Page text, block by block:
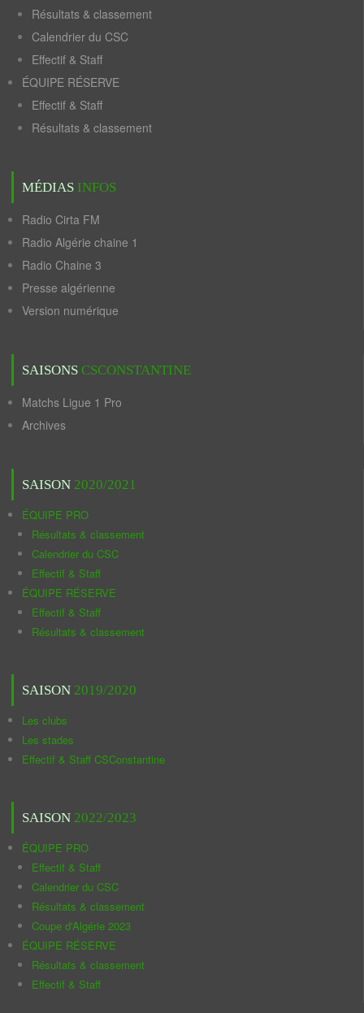
Résultats & classement
Calendrier du CSC
Effectif & Staff
ÉQUIPE RÉSERVE
Effectif & Staff
Résultats & classement
MÉDIAS INFOS
Radio Cirta FM
Radio Algérie chaine 1
Radio Chaine 3
Presse algérienne
Version numérique
SAISONS CSCONSTANTINE
Matchs Ligue 1 Pro
Archives
SAISON 2020/2021
ÉQUIPE PRO
Résultats & classement
Calendrier du CSC
Effectif & Staff
ÉQUIPE RÉSERVE
Effectif & Staff
Résultats & classement
SAISON 2019/2020
Les clubs
Les stades
Effectif & Staff CSConstantine
SAISON 2022/2023
ÉQUIPE PRO
Effectif & Staff
Calendrier du CSC
Résultats & classement
Coupe d'Algérie 2023
ÉQUIPE RÉSERVE
Résultats & classement
Effectif & Staff